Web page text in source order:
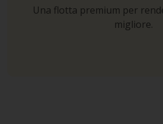
Lasciatevi trasportare dalla
Una flotta premium per
migliore.